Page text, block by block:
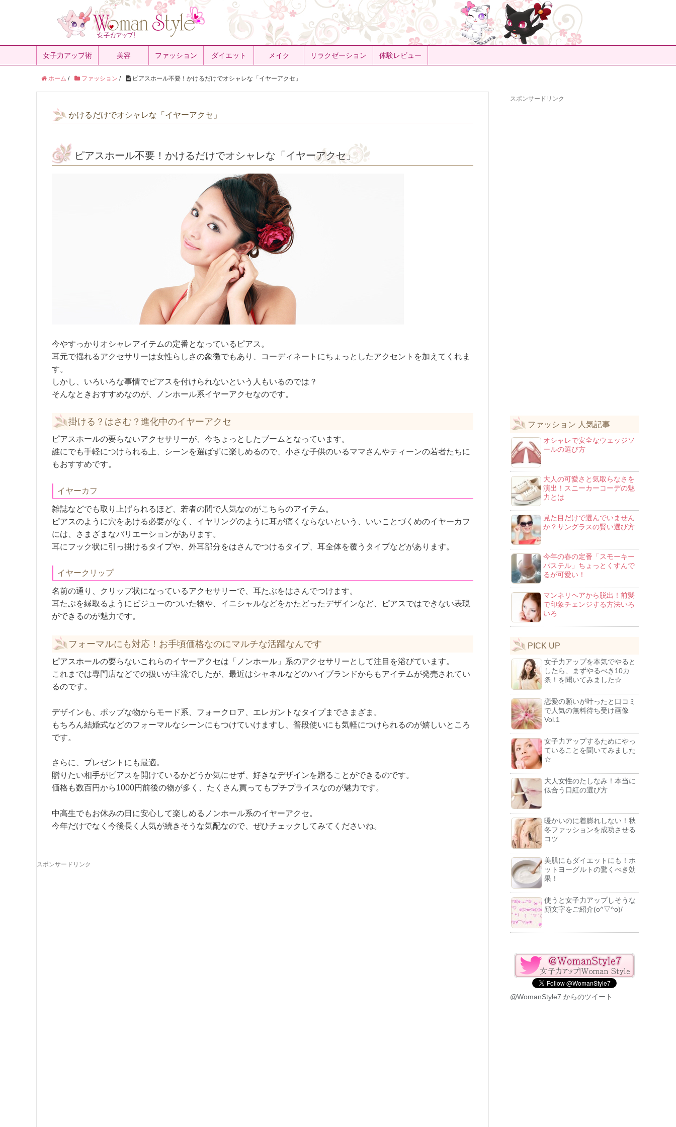
女子力アップ術 美容 ファッション ダイエット メイク リラクゼーション 体験レビュー
ホーム / ファッション / ピアスホール不要！かけるだけでオシャレな「イヤーアクセ」
かけるだけでオシャレな「イヤーアクセ」
ピアスホール不要！かけるだけでオシャレな「イヤーアクセ」
今やすっかりオシャレアイテムの定番となっているピアス。
耳元で揺れるアクセサリーは女性らしさの象徴でもあり、コーディネートにちょっとしたアクセントを加えてくれま
す。
しかし、いろいろな事情でピアスを付けられないという人もいるのでは？
そんなときおすすめなのが、ノンホール系イヤーアクセなのです。
掛ける？はさむ？進化中のイヤーアクセ
ピアスホールの要らないアクセサリーが、今ちょっとしたブームとなっています。
誰にでも手軽につけられる上、シーンを選ばずに楽しめるので、小さな子供のいるママさんやティーンの若者たちに
もおすすめです。
イヤーカフ
雑誌などでも取り上げられるほど、若者の間で人気なのがこちらのアイテム。
ピアスのように穴をあける必要がなく、イヤリングのように耳が痛くならないという、いいことづくめのイヤーカフ
には、さまざまなバリエーションがあります。
耳にフック状に引っ掛けるタイプや、外耳部分をはさんでつけるタイプ、耳全体を覆うタイプなどがあります。
イヤークリップ
名前の通り、クリップ状になっているアクセサリーで、耳たぶをはさんでつけます。
耳たぶを縁取るようにビジューのついた物や、イニシャルなどをかたどったデザインなど、ピアスではできない表現
ができるのが魅力です。
フォーマルにも対応！お手頃価格なのにマルチな活躍なんです
ピアスホールの要らないこれらのイヤーアクセは「ノンホール」系のアクセサリーとして注目を浴びています。
これまでは専門店などでの扱いが主流でしたが、最近はシャネルなどのハイブランドからもアイテムが発売されてい
るのです。
デザインも、ポップな物からモード系、フォークロア、エレガントなタイプまでさまざま。
もちろん結婚式などのフォーマルなシーンにもつけていけますし、普段使いにも気軽につけられるのが嬉しいところ
です。
さらに、プレゼントにも最適。
贈りたい相手がピアスを開けているかどうか気にせず、好きなデザインを贈ることができるのです。
価格も数百円から1000円前後の物が多く、たくさん買ってもプチプライスなのが魅力です。
中高生でもお休みの日に安心して楽しめるノンホール系のイヤーアクセ。
今年だけでなく今後長く人気が続きそうな気配なので、ぜひチェックしてみてくださいね。
スポンサードリンク
スポンサードリンク
ファッション 人気記事
オシャレで安全なウェッジソ
ールの選び方
大人の可愛さと気取らなさを
演出！スニーカーコーデの魅
力とは
見た目だけで選んでいません
か？サングラスの賢い選び方
今年の春の定番「スモーキー
パステル」ちょっとくすんで
るが可愛い！
マンネリヘアから脱出！前髪
で印象チェンジする方法いろ
いろ
PICK UP
女子力アップを本気でやると
したら、まずやるべき10カ
条！を聞いてみました☆
恋愛の願いが叶ったと口コミ
で人気の無料待ち受け画像
Vol.1
女子力アップするためにやっ
ていることを聞いてみました
☆
大人女性のたしなみ！本当に
似合う口紅の選び方
暖かいのに着膨れしない！秋
冬ファッションを成功させる
コツ
美肌にもダイエットにも！ホ
ットヨーグルトの驚くべき効
果！
使うと女子力アップしそうな
顔文字をご紹介(o^▽^o)/
@WomanStyle7 からのツイート